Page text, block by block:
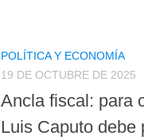
POLÍTICA Y ECONOMÍA
19 DE OCTUBRE DE 2025
Ancla fiscal: para
Luis Caputo debe